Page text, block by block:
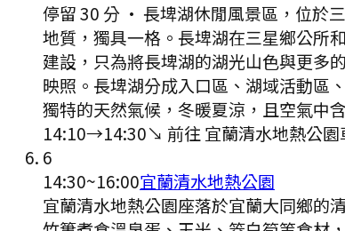
停留 30 分 · 長埤湖休閒風景區，位於
地質，獨具一格。長埤湖在三星鄉公所
建設，只為將長埤湖的湖光山色與更多
映照。長埤湖分成入口區、湖域活動區
獨特的天然氣候，冬暖夏涼，且空氣中
14:10→14:30↘ 前往 宜蘭清水地熱公園
6
14:30~16:00宜蘭清水地熱公園
宜蘭清水地熱公園座落於宜蘭大同鄉的